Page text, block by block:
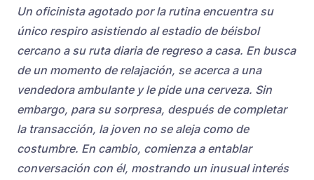
Un oficinista agotado por la rutina encuentra su
único respiro asistiendo al estadio de béisbol
cercano a su ruta diaria de regreso a casa. En busca
de un momento de relajación, se acerca a una
vendedora ambulante y le pide una cerveza. Sin
embargo, para su sorpresa, después de completar
la transacción, la joven no se aleja como de
costumbre. En cambio, comienza a entablar
conversación con él, mostrando un inusual interés